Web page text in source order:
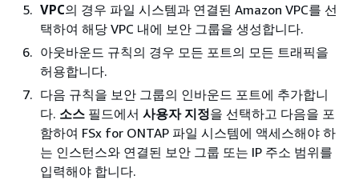
VPC의 경우 파일 시스템과 연결된 Amazon VPC를 선
택하여 해당 VPC 내에 보안 그룹을 생성합니다.
아웃바운드 규칙의 경우 모든 포트의 모든 트래픽을
허용합니다.
다음 규칙을 보안 그룹의 인바운드 포트에 추가합니
다. 소스 필드에서 사용자 지정을 선택하고 다음을 포
함하여 FSx for ONTAP 파일 시스템에 액세스해야 하
는 인스턴스와 연결된 보안 그룹 또는 IP 주소 범위를
입력해야 합니다.